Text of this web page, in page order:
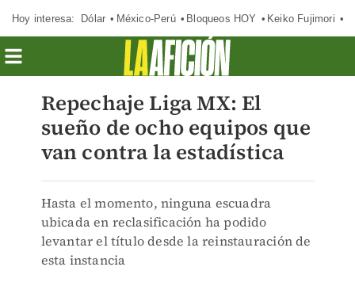
Hoy interesa: Dólar México-Perú Bloqueos HOY Keiko Fujimori
Repechaje Liga MX: El
sueño de ocho equipos que
van contra la estadística
Hasta el momento, ninguna escuadra
ubicada en reclasificación ha podido
levantar el título desde la reinstauración de
esta instancia